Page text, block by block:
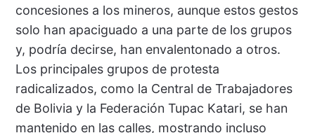
concesiones a los mineros, aunque estos gestos
solo han apaciguado a una parte de los grupos
y, podría decirse, han envalentonado a otros.
Los principales grupos de protesta
radicalizados, como la Central de Trabajadores
de Bolivia y la Federación Tupac Katari, se han
mantenido en las calles, mostrando incluso